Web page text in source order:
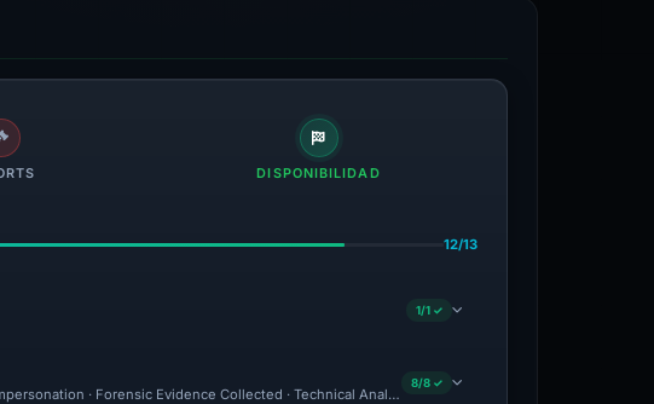
DISPONIBILIDAD
12/13
1/1 ✓
· Forensic Evidence Collected · Technical Analysis Recorded
8/8 ✓